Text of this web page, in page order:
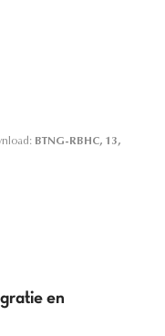
BTNG-RBHC, 13,
en